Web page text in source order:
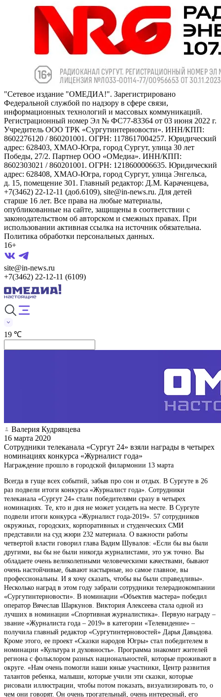
"Сетевое издание "ОМЕДИА!". Зарегистрировано
Федеральной службой по надзору в сфере связи,
информационных технологий и массовых коммуникаций.
Регистрационный номер Эл № ФС77-83364 от 03 июня 2022 г.
Учредитель ООО ТРК «Сургутинтерновости». ИНН/КПП:
8602276120 / 860201001. ОГРН: 1178617004257. Юридический
адрес: 628403, ХМАО-Югра, город Сургут, улица 30 лет
Победы, 27/2. Партнер ООО «ОМедиа». ИНН/КПП:
8602303021 / 860201001. ОГРН: 1218600006635. Юридический
адрес: 628408, ХМАО-Югра, город Сургут, улица Энгельса,
д. 15, помещение 301. Главный редактор: Д.М. Караченцева,
+7(3462) 22-12-11 (доб.6109), site@in-news.ru. Для детей
старше 16 лет. Все права на любые материалы,
опубликованные на сайте, защищены в соответствии с
законодательством об авторском и смежных правах. При
использовании активная ссылка на источник обязательна.
Политика обработки персональных данных.
16+
site@in-news.ru
+7(3462) 22-12-11 (6109)
19 ℃
Валерия Кудрявцева
16 марта 2020
Сотрудники телеканала «Сургут 24» взяли награды в четырех
номинациях конкурса «Журналист года»
Награждение прошло в городской филармонии 13 марта
Всегда в гуще всех событий, забыв про сон и отдых. В Сургуте в 26
раз подвели итоги конкурса «Журналист года». Сотрудники
телеканала «Сургут 24» стали победителями сразу в четырех
номинациях. Те, кто и дня не может усидеть на месте. В Сургуте
подвели итоги конкурса «Журналист года-2019». 57 сотрудников
окружных, городских, корпоративных и студенческих СМИ
представили на суд жюри 232 материала. О важности работы
четвертой власти говорил глава Вадим Шувалов: «Если бы вы были
другими, вы бы не были никогда журналистами, это уж точно. Вы
обладаете очень великолепными человеческими качествами, бывают
очень настойчивые, бывают настырные, но самое главное, вы
профессиональны. И я хочу сказать, чтобы вы были справедливы».
Несколько наград в этом году забрали сотрудники телерадиокомпании
«Сургутинтерновости». В номинации «Объектив мастера» победил
оператор Вячеслав Шаркунов. Виктория Алексеева стала одной из
лучших в номинации «Спортивная журналистика». Первую награду –
звание «Журналиста года – 2019» в категории «Телевидение» –
получила главный редактор «Сургутинтерновостей» Дарья Давыдова.
Кроме этого, ее проект «Сказки народов Югры» стал победителем в
номинации «Культура и духовность». Программа знакомит жителей
региона с фольклором разных национальностей, которые проживают в
округе. «Нам очень помогли наши юные участники, Центр развития
талантов ребенка, малыши, которые учили эти сказки, которые
рисовали иллюстрации, чтобы потом показать, визуализировать то, о
чем они говорят. Он очень трогательный, очень интересный, его